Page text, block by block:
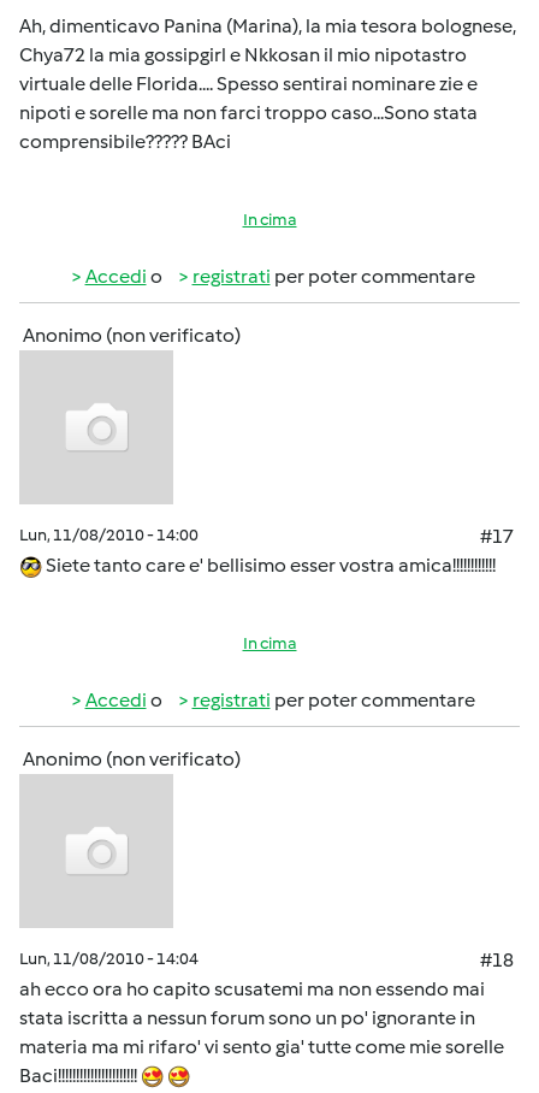
Ah, dimenticavo Panina (Marina), la mia tesora bolognese,
Chya72 la mia gossipgirl e Nkkosan il mio nipotastro
virtuale delle Florida.... Spesso sentirai nominare zie e
nipoti e sorelle ma non farci troppo caso...Sono stata
comprensibile????? BAci
In cima
Accedi o registrati per poter commentare
Anonimo (non verificato)
Lun, 11/08/2010 - 14:00
#17
Siete tanto care e' bellisimo esser vostra amica!!!!!!!!!!!!
In cima
Accedi o registrati per poter commentare
Anonimo (non verificato)
Lun, 11/08/2010 - 14:04
#18
ah ecco ora ho capito scusatemi ma non essendo mai
stata iscritta a nessun forum sono un po' ignorante in
materia ma mi rifaro' vi sento gia' tutte come mie sorelle
Baci!!!!!!!!!!!!!!!!!!!!!!